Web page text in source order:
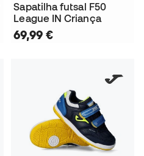
Sapatilha futsal F50
League IN Criança
69,99 €